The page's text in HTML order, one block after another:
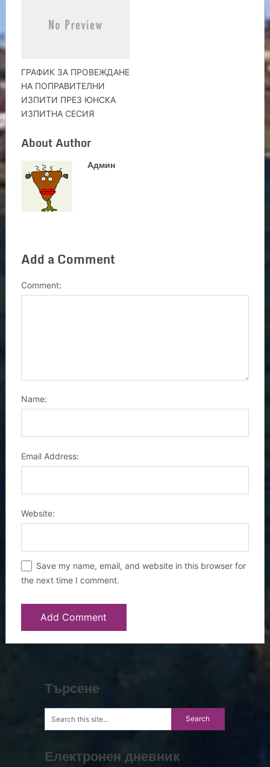
ГРАФИК ЗА ПРОВЕЖДАНЕ
НА ПОПРАВИТЕЛНИ
ИЗПИТИ ПРЕЗ ЮНСКА
ИЗПИТНА СЕСИЯ
About Author
Админ
Add a Comment
Comment:
Name:
Email Address:
Website:
Save my name, email, and website in this browser for
the next time I comment.
Търсене
Електронен дневник